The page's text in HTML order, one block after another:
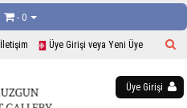
- 0
İletişim Üye Girişi veya Yeni Üye
Üye Girişi